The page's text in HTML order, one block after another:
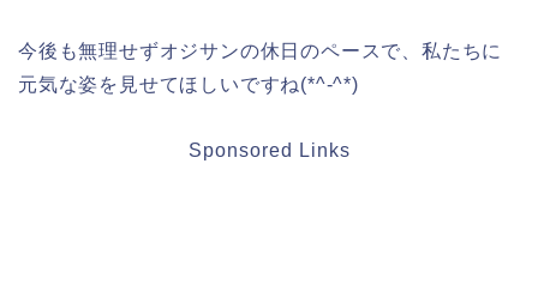
今後も無理せずオジサンの休日のペースで、私たちに
元気な姿を見せてほしいですね(*^-^*)
Sponsored Links